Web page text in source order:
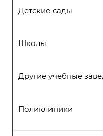
Детские сады
Школы
Другие учебные
Поликлиники